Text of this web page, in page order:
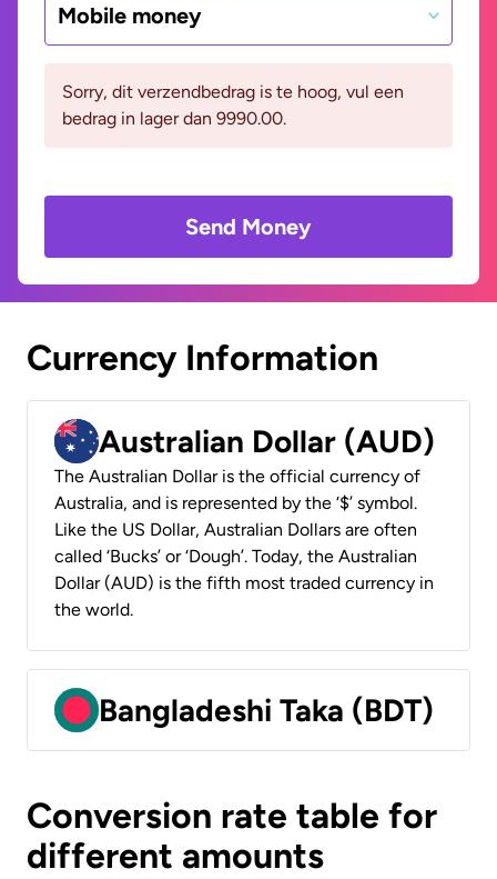
Mobile money
Sorry, dit verzendbedrag is te hoog, vul een
bedrag in lager dan 9990.00.
Send Money
Currency Information
Australian Dollar (AUD)
The Australian Dollar is the official currency of
Australia, and is represented by the ‘$’ symbol.
Like the US Dollar, Australian Dollars are often
called ‘Bucks’ or ‘Dough’. Today, the Australian
Dollar (AUD) is the fifth most traded currency in
the world.
Bangladeshi Taka (BDT)
Conversion rate table for
different amounts